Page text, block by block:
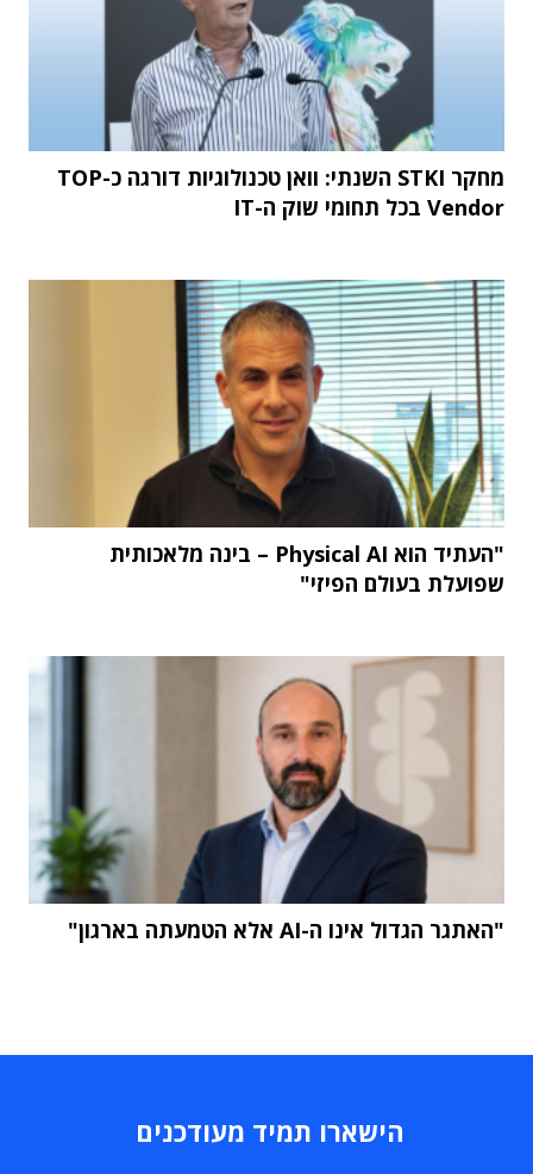
מחקר STKI השנתי: וואן טכנולוגיות דורגה כ-TOP
Vendor בכל תחומי שוק ה-IT
"העתיד הוא Physical AI – בינה מלאכותית
שפועלת בעולם הפיזי"
"האתגר הגדול אינו ה-AI אלא הטמעתה בארגון"
הישארו תמיד מעודכנים